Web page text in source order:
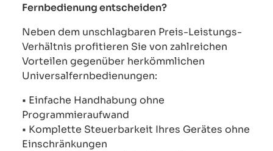
Fernbedienung entscheiden?
Neben dem unschlagbaren Preis-Leistungs-
Verhältnis profitieren Sie von zahlreichen
Vorteilen gegenüber herkömmlichen
Universalfernbedienungen:
• Einfache Handhabung ohne
Programmieraufwand
• Komplette Steuerbarkeit Ihres Gerätes ohne
Einschränkungen